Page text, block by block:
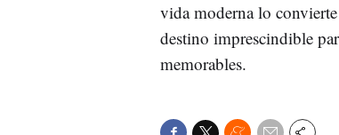
vida moderna lo
destino imprescindible
memorables.